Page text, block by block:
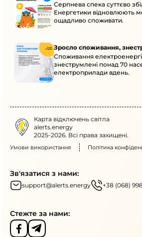
Серпнева спека суттєво
Енергетики відновлюють
ощадливо споживати.
Зросло споживання,
Споживання
знеструмлені понад 70
електроприлади вдень.
Карта відключень світла
alerts.energy
2025-2026. Всі права захищені.
Умови використання Політика
Зв'язатися з нами:
support@alerts.energy +38 (068)
Стежте за нами: